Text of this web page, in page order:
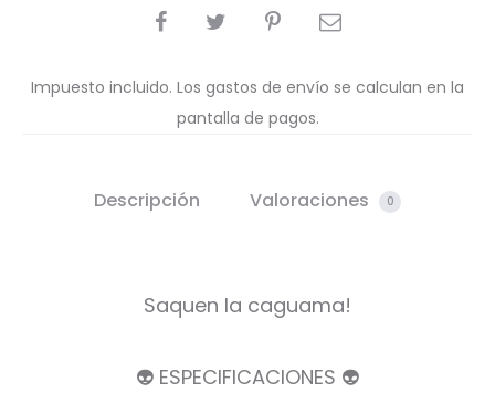
COMPARTIR
Impuesto incluido. Los gastos de envío se calculan en la
pantalla de pagos.
Descripción Valoraciones 0
Saquen la caguama!
👽 ESPECIFICACIONES 👽